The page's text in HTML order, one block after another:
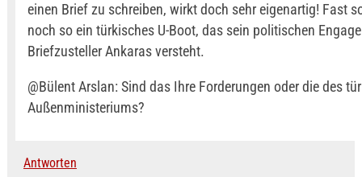
einen Brief zu schreiben, wirkt doch sehr eigenartig! Fast
noch so ein türkisches U-Boot, das sein politischen
Briefzusteller Ankaras versteht.
@Bülent Arslan: Sind das Ihre Forderungen oder die des
Außenministeriums?
Antworten